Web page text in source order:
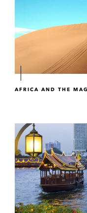
AFRICA AND THE